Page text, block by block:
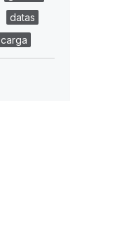
datas
carga